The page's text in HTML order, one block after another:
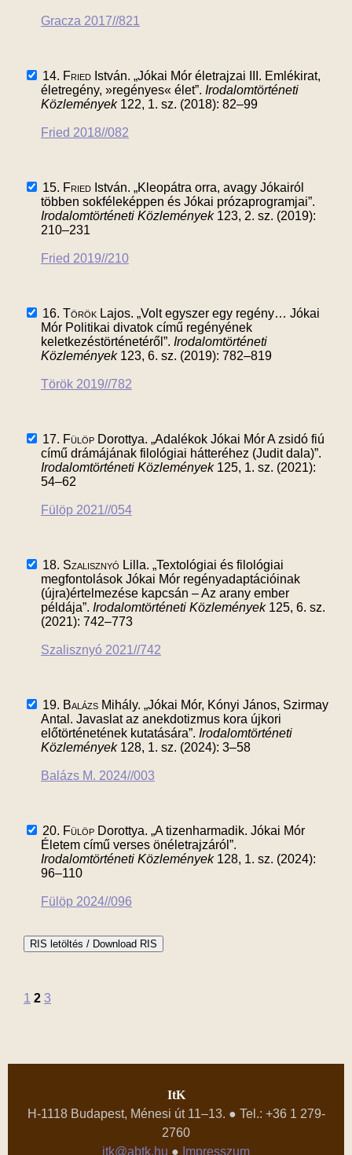
Gracza 2017//821
14. Fried István. „Jókai Mór életrajzai III. Emlékirat,
életregény, »regényes« élet”. Irodalomtörténeti
Közlemények122, 1. sz. (2018): 82–99
Fried 2018//082
15. Fried István. „Kleopátra orra, avagy Jókairól
többen sokféleképpen és Jókai prózaprogramjai”.
Irodalomtörténeti Közlemények123, 2. sz. (2019):
210–231
Fried 2019//210
16. Török Lajos. „Volt egyszer egy regény… Jókai
Mór Politikai divatok című regényének
keletkezéstörténetéről”. Irodalomtörténeti
Közlemények123, 6. sz. (2019): 782–819
Török 2019//782
17. Fülöp Dorottya. „Adalékok Jókai Mór A zsidó fiú
című drámájának filológiai hátteréhez (Judit dala)”.
Irodalomtörténeti Közlemények125, 1. sz. (2021):
54–62
Fülöp 2021//054
18. Szalisznyó Lilla. „Textológiai és filológiai
megfontolások Jókai Mór regényadaptációinak
(újra)értelmezése kapcsán – Az arany ember
példája”. Irodalomtörténeti Közlemények125, 6. sz.
(2021): 742–773
Szalisznyó 2021//742
19. Balázs Mihály. „Jókai Mór, Kónyi János, Szirmay
Antal. Javaslat az anekdotizmus kora újkori
előtörténetének kutatására”. Irodalomtörténeti
Közlemények128, 1. sz. (2024): 3–58
Balázs M. 2024//003
20. Fülöp Dorottya. „A tizenharmadik. Jókai Mór
Életem című verses önéletrajzáról”.
Irodalomtörténeti Közlemények128, 1. sz. (2024):
96–110
Fülöp 2024//096
1 2 3
ItK
H-1118 Budapest, Ménesi út 11–13. ● Tel.: +36 1 279-
2760
itk@abtk.hu ● Impresszum